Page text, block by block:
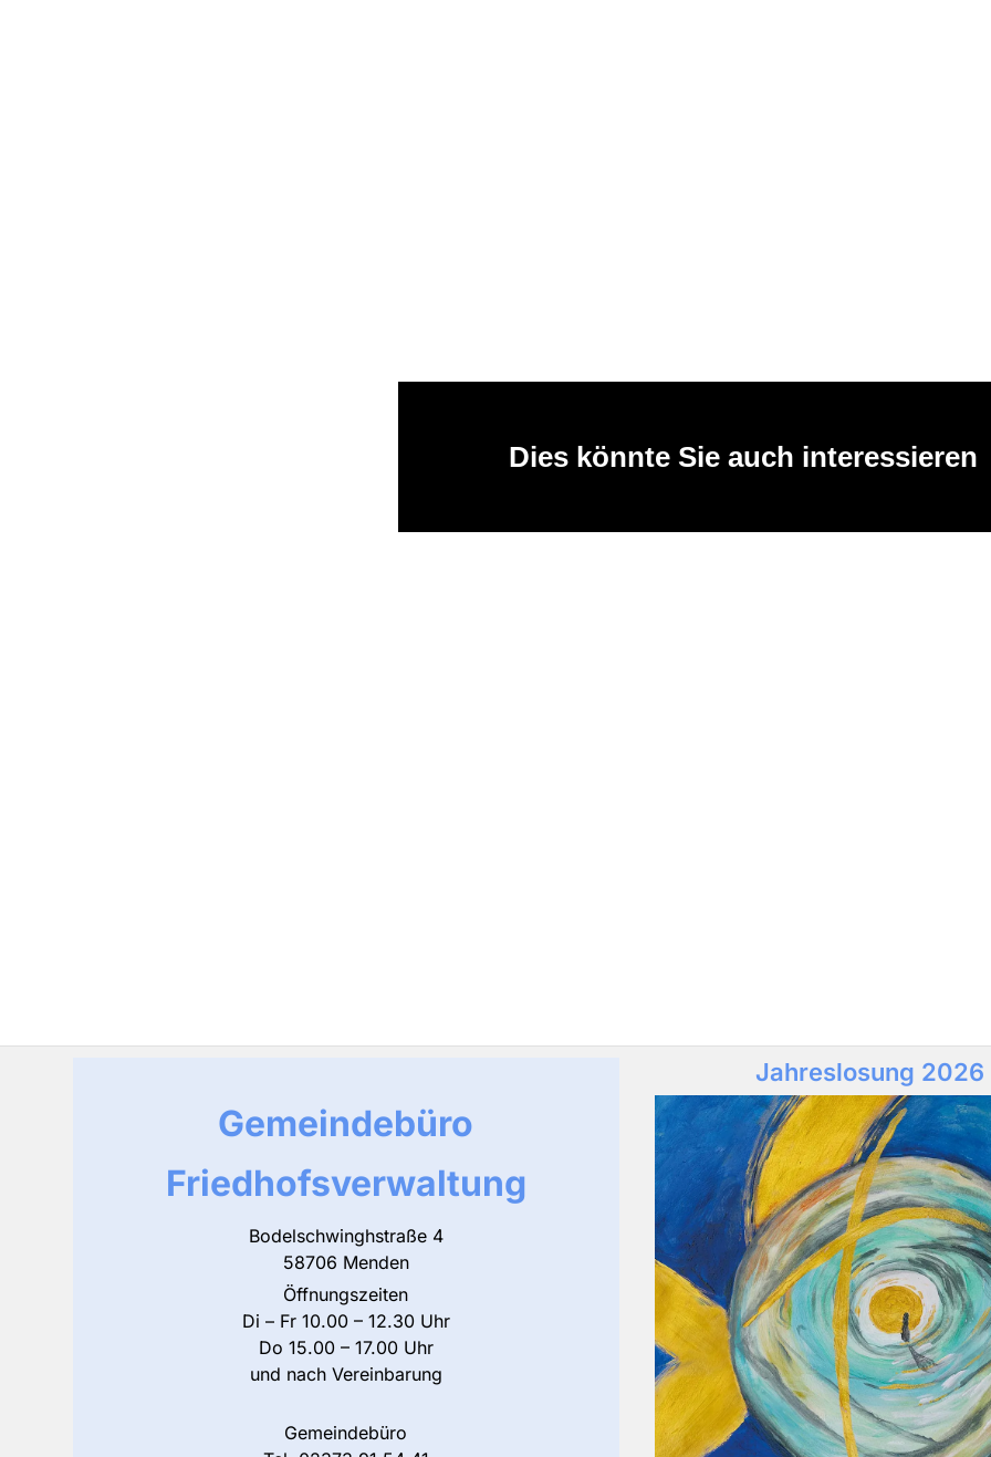
Dies könnte Sie auch interessieren
Gemeindebüro
Friedhofsverwaltung
Bodelschwinghstraße 4
58706 Menden
Öffnungszeiten
Di – Fr 10.00 – 12.30 Uhr
Do 15.00 – 17.00 Uhr
und nach Vereinbarung
Gemeindebüro
Jahreslosung 2026